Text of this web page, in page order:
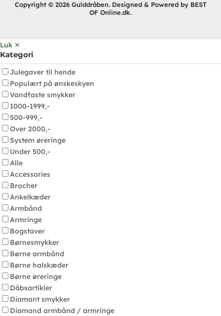
Copyright © 2026 Gulddråben. Designed & Powered by BEST
OF Online.dk.
Luk ✕
Kategori
Julegaver til hende
Populært på ønskeskyen
Vandfaste smykker
1000-1999,-
500-999,-
Over 2000,-
System øreringe
Under 500,-
Alle
Accessories
Brocher
Ankelkæder
Armbånd
Armringe
Bogstaver
Børnesmykker
Børne armbånd
Børne halskæder
Børne øreringe
Dåbsartikler
Diamant smykker
Diamand armbånd / armringe